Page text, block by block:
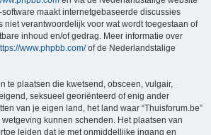
software maakt internetgebaseerde discussies
niet verantwoordelijk voor wat wordt toegestaan of
inhoud en/of gedrag. Meer informatie over
www.phpbb.com/of de Nederlandstalige
te plaatsen die kwetsend, obsceen, vulgair,
seksueel georiënteerd of enig ander
van je eigen land, het land waar “Thuisforum.be”
kunnen schenden. Het plaatsen van
leiden dat je met onmiddellijke ingang en